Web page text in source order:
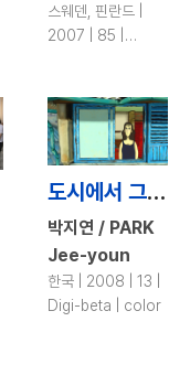
스웨덴, 핀란드 |
2007 | 85 |
도시에서 그녀가 피할 수 없는 것들 / The Things She Can\'t Avoid in the City
박지연 / PARK
Jee-youn
한국 | 2008 | 13 |
Digi-beta | color